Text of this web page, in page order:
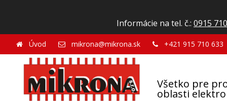
Informácie na tel. č.: 0915
Všetko pre
oblasti
Úvod mikrona@mikrona.sk +421 915 710 633